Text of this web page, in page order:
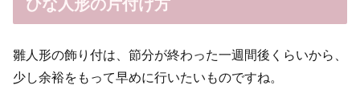
ひな人形の片付け方
雛人形の飾り付は、節分が終わった一週間後くらいから、
少し余裕をもって早めに行いたいものですね。